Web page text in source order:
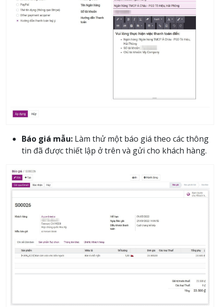
Báo giá mẫu: Làm thử một báo giá theo các thông
tin đã được thiết lập ở trên và gửi cho khách hàng.